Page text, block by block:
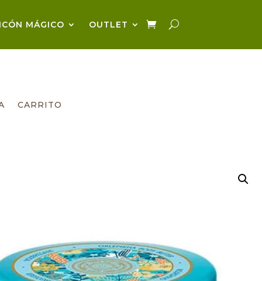
MÁGICO OUTLET
CARRITO